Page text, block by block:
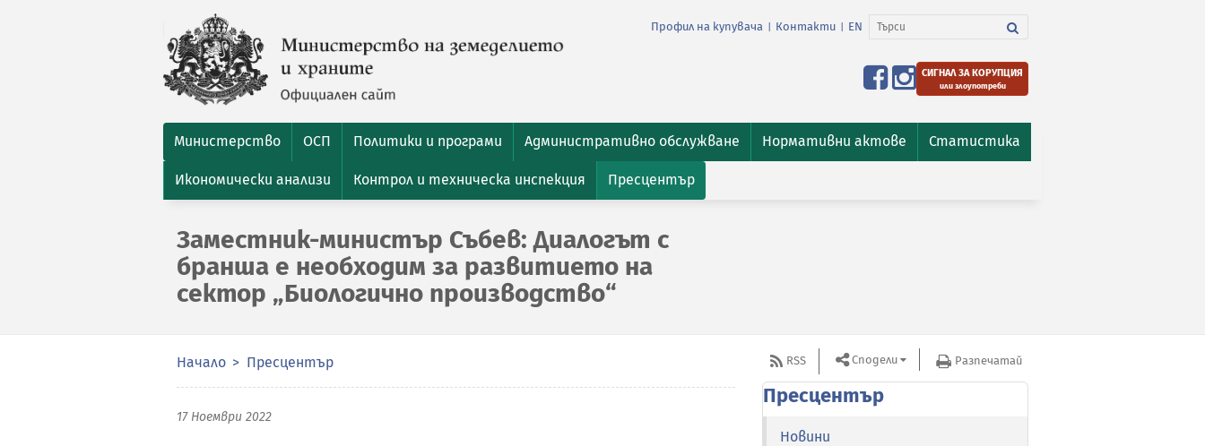
Профил на купувача Контакти EN
СИГНАЛ ЗА КОРУПЦИЯ
или злоупотреби
Министерство ОСП Политики и програми Административно обслужване Нормативни актове Статистика
Икономически анализи Контрол и техническа инспекция Пресцентър
Заместник-министър Събев: Диалогът с
бранша е необходим за развитието на
сектор „Биологично производство“
Начало Пресцентър
17 Ноември 2022
RSS Сподели Разпечатай
Пресцентър
Новини